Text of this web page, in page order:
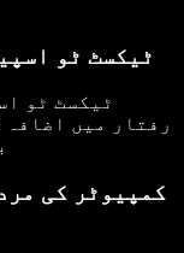
ٹیکسٹ ٹو
ٹیکسٹ ٹو
رفتار میں
کمپیوٹر کی